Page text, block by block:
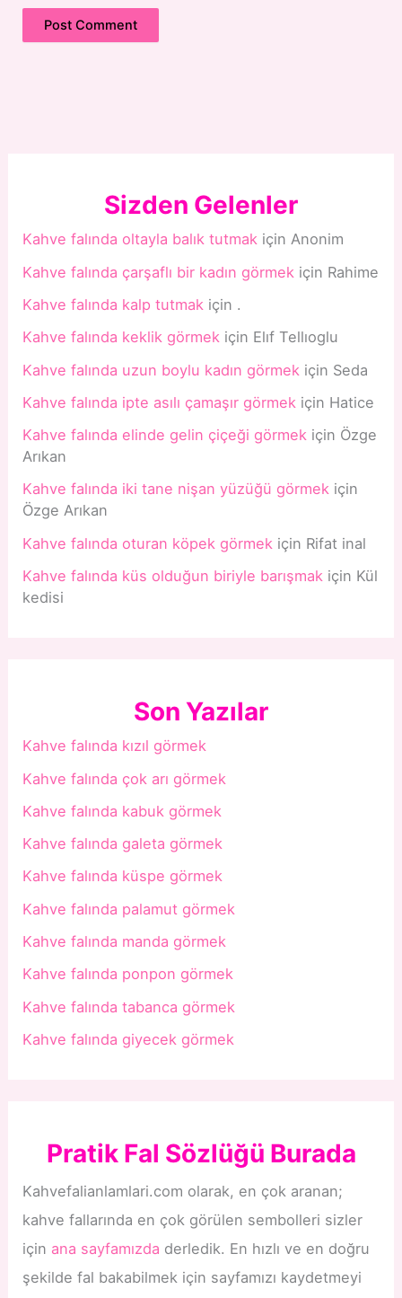
Sizden Gelenler
Kahve falında oltayla balık tutmak içinAnonim
Kahve falında çarşaflı bir kadın görmek için Rahime
Kahve falında kalp tutmak için .
Kahve falında keklik görmek için Elıf Tellıoglu
Kahve falında uzun boylu kadın görmek için Seda
Kahve falında ipte asılı çamaşır görmek için Hatice
Kahve falında elinde gelin çiçeği görmek için Özge
Arıkan
Kahve falında iki tane nişan yüzüğü görmek için
Özge Arıkan
Kahve falında oturan köpek görmek için Rifat inal
Kahve falında küs olduğun biriyle barışmak için Kül
kedisi
Son Yazılar
Kahve falında kızıl görmek
Kahve falında çok arı görmek
Kahve falında kabuk görmek
Kahve falında galeta görmek
Kahve falında küspe görmek
Kahve falında palamut görmek
Kahve falında manda görmek
Kahve falında ponpon görmek
Kahve falında tabanca görmek
Kahve falında giyecek görmek
Pratik Fal Sözlüğü Burada
Kahvefalianlamlari.com olarak, en çok aranan;
kahve fallarında en çok görülen sembolleri sizler
için ana sayfamızda derledik. En hızlı ve en doğru
şekilde fal bakabilmek için sayfamızı kaydetmeyi